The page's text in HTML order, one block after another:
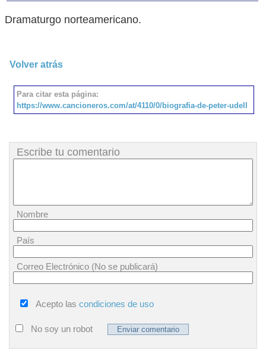
Dramaturgo norteamericano.
Volver atrás
Para citar esta página:
https://www.cancioneros.com/at/4110/0/biografia-de-peter-udell
Escribe tu comentario
Nombre
País
Correo Electrónico (No se publicará)
Acepto las condiciones de uso
No soy un robot